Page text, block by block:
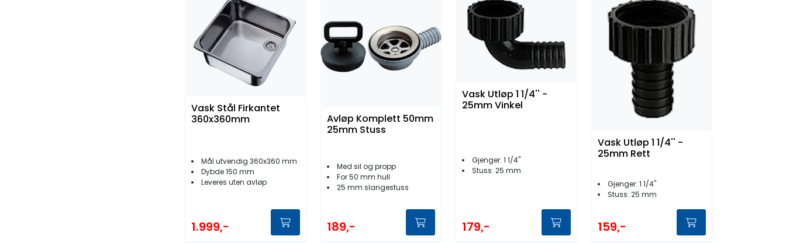
Vask Stål Firkantet
360x360mm
Mål utvendig 360x360 mm
Dybde 150 mm
Leveres uten avløp
1.999,-
Avløp Komplett 50mm
25mm Stuss
Med sil og propp
For 50 mm hull
25 mm slangestuss
189,-
Vask Utløp 1 1/4'' -
25mm Vinkel
Gjenger: 1 1/4"
Stuss: 25 mm
179,-
Vask Utløp 1 1/4'' -
25mm Rett
Gjenger: 1 1/4"
Stuss: 25 mm
159,-